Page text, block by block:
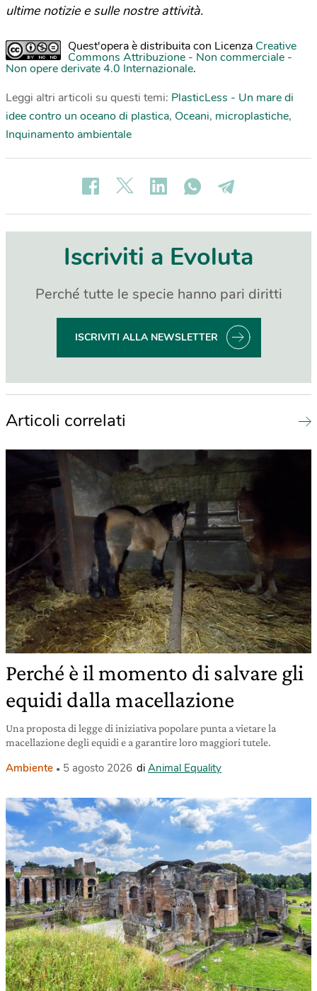
ultime notizie e sulle nostre attività.
Quest'opera è distribuita con Licenza Creative
Commons Attribuzione - Non commerciale -
Non opere derivate 4.0 Internazionale.
Leggi altri articoli su questi temi: PlasticLess - Un mare di
idee contro un oceano di plastica, Oceani, microplastiche,
Inquinamento ambientale
Iscriviti a Evoluta
Perché tutte le specie hanno pari diritti
ISCRIVITI ALLA NEWSLETTER
Articoli correlati
Perché è il momento di salvare gli
equidi dalla macellazione
Una proposta di legge di iniziativa popolare punta a vietare la
macellazione degli equidi e a garantire loro maggiori tutele.
Ambiente 5 agosto 2026 di Animal Equality